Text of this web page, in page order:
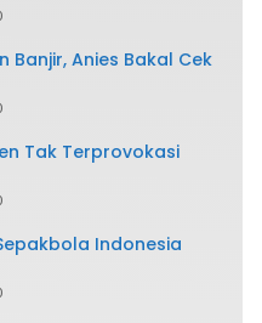
Banjir, Anies Bakal Cek
Tak Terprovokasi
Indonesia